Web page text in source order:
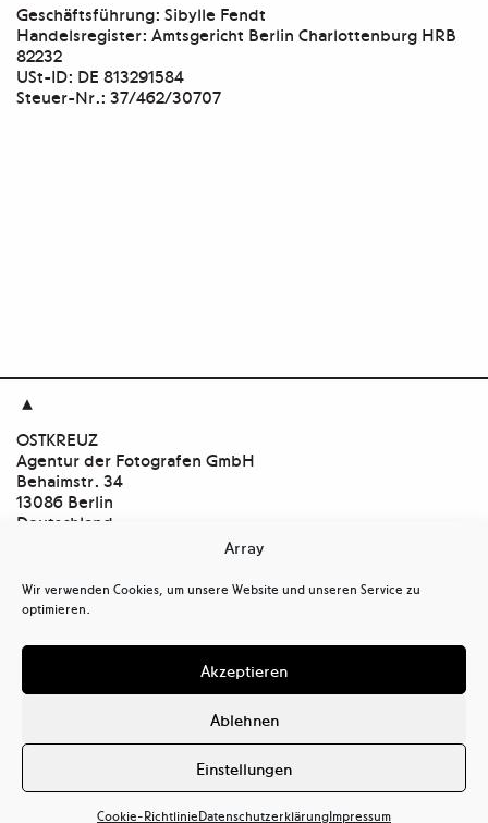
Array
Wir verwenden Cookies, um unsere Website und unseren Service zu
optimieren.
Akzeptieren
Ablehnen
Einstellungen
Cookie-RichtlinieDatenschutzerklärungImpressum
Geschäftsführung: Sibylle Fendt
Handelsregister: Amtsgericht Berlin Charlottenburg HRB
82232
USt-ID: DE 813291584
Steuer-Nr.: 37/462/30707

OSTKREUZ
Agentur der Fotografen GmbH
Behaimstr. 34
13086 Berlin
Deutschland
tel+ 49(0)30.47 37 39 39
mail@ostkreuz.de
Mein Konto
Warenkorb
Datenschutzerklärung (EU)
Haftungsausschluss